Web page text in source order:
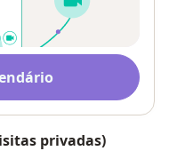
após a consulta
privadas)